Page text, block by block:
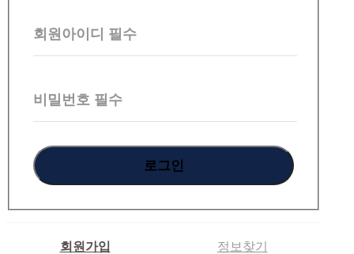
회원아이디 필수
비밀번호 필수
회원가입 정보찾기